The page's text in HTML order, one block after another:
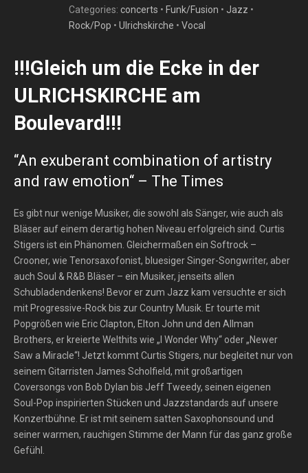
Categories: concerts • Funk/Fusion • Jazz •
Rock/Pop • Ulrichskirche • Vocal
!!!Gleich um die Ecke in der
ULRICHSKIRCHE am
Boulevard!!!
“An exuberant combination of artistry
and raw emotion“ – The Times
Es gibt nur wenige Musiker, die sowohl als Sänger, wie auch als
Bläser auf einem derartig hohen Niveau erfolgreich sind. Curtis
Stigers ist ein Phänomen. Gleichermaßen ein Softrock –
Crooner, wie Tenorsaxofonist, bluesiger Singer-Songwriter, aber
auch Soul & R&B Bläser – ein Musiker, jenseits allen
Schubladendenkens! Bevor er zum Jazz kam versuchte er sich
mit Progressive-Rock bis zur Country Musik. Er tourte mit
Popgrößen wie Eric Clapton, Elton John und den Allman
Brothers, er kreierte Welthits wie „I Wonder Why“ oder „Newer
Saw a Miracle“! Jetzt kommt Curtis Stigers, nur begleitet nur von
seinem Gitarristen James Scholfield, mit großartigen
Coversongs von Bob Dylan bis Jeff Tweedy, seinen eigenen
Soul-Pop inspirierten Stücken und Jazzstandards auf unsere
Konzertbühne. Er ist mit seinem satten Saxophonsound und
seiner warmen, rauchigen Stimme der Mann für das ganz große
Gefühl.